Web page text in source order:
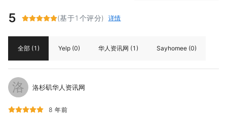
5 (基于1个评分) 详情
全部 (1) Yelp (0) 华人资讯网 (1) Sayhomee (0)
洛 洛杉矶华人资讯网
8 年前